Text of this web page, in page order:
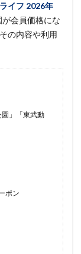
イフ 2026年
会員価格にな
の内容や利用
園」「東武動
ポン